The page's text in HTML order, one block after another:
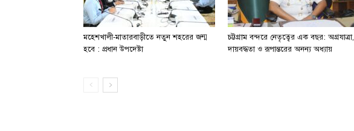
মহেশখালী-মাতারবাড়ীতে নতুন শহরের জন্ম
হবে : প্রধান উপদেষ্টা
চট্টগ্রাম বন্দরে নেতৃত্বের এক বছর: অগ্রযাত্রা,
দায়বদ্ধতা ও রূপান্তরের অনন্য অধ্যায়